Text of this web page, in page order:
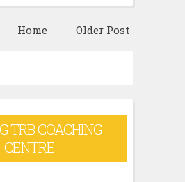
Older Post
Home
TRB COACHING
CENTRE